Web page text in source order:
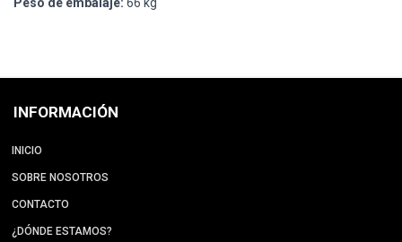
Peso de embalaje: 66 kg
INFORMACIÓN
INICIO
SOBRE NOSOTROS
CONTACTO
¿DÓNDE ESTAMOS?